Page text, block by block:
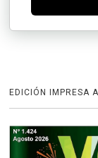
EDICIÓN IMPRESA